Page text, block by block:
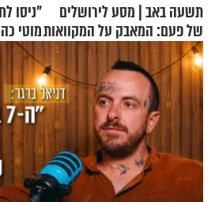
תשעה באב | מסע לירושלים
של פעם: המאבק על המקוואות
"ניסו
מוטי